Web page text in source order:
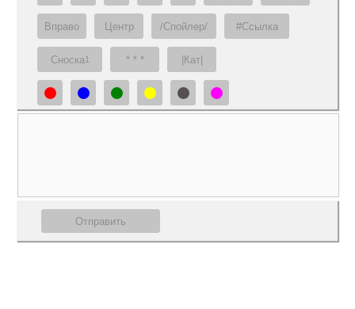
Вправо Центр /Спойлер/ #Ссылка
Сноска1 * * * |Кат|